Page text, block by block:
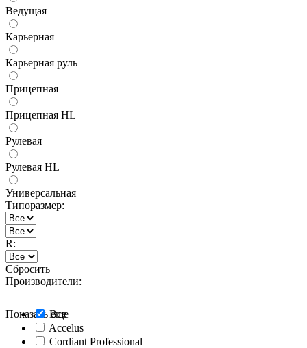
Ведущая
Карьерная
Карьерная руль
Прицепная
Прицепная HL
Рулевая
Рулевая HL
Универсальная
Типоразмер:
R:
Сбросить
Производители:
Показать еще
Все
Accelus
Cordiant Professional